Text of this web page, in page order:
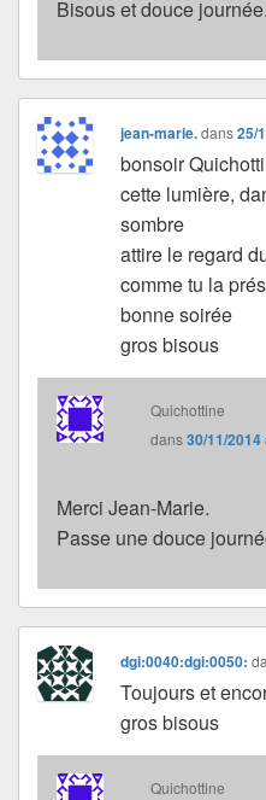
Bisous et douce journée.
jean-marie.dans25/
bonsoir
cette lumière,
sombre
attire le regard
comme tu la
bonne soirée
gros bisous
Quichottine
dans30/11/2014
Merci Jean-Marie.
Passe une douce
dgi:0040:dgi:0050:
Toujours et
gros bisous
Quichottine